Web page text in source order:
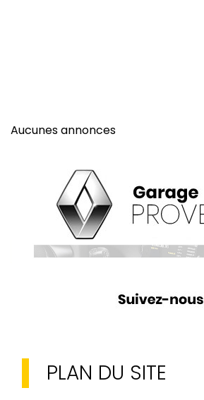
Aucunes annonces
PLAN DU SITE